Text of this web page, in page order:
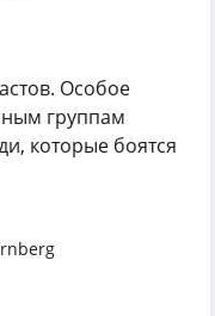
Особое
группам
которые боятся